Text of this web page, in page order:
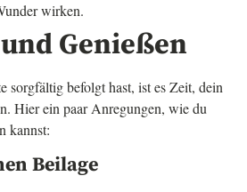
wirken.
Genießen
sorgfältig befolgt hast, ist es Zeit, dein
Hier ein paar Anregungen, wie du
kannst:
Beilage